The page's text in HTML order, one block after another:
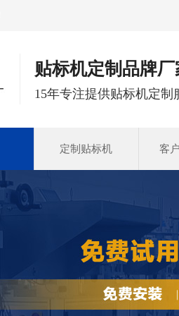
贴标机定制品牌厂
15年专注提供贴标机定制
定制贴标机 客